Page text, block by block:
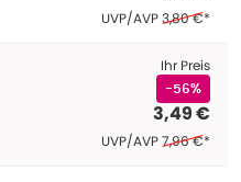
UVP/AVPEhemaliger
3,80 €*
Ihr Preis
-56%
3,49 €
UVP/AVPEhemaliger
7,96 €*